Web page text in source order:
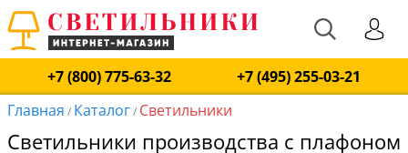
+7 (800) 775-63-32
+7 (495) 255-03-21
Главная / Каталог/ Светильники
Светильники производства с плафоном